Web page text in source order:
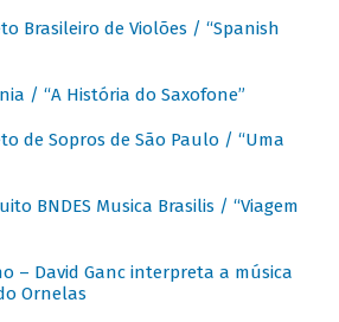
Brasileiro de Violões / “Spanish
/ “A História do Saxofone”
de Sopros de São Paulo / “Uma
BNDES Musica Brasilis / “Viagem
– David Ganc interpreta a música
Ornelas